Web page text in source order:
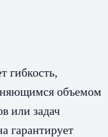
гибкость,
объемом
или задач
гарантирует